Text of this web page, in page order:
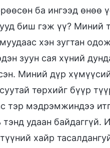
ба ингээд өнөө
биш гэж үү? Миний
хэн зугтан
зуун сая хүний
Миний дүр
төрхийг бүүр
тэр мэдрэмжиндээ
тэнд удаан
хайр